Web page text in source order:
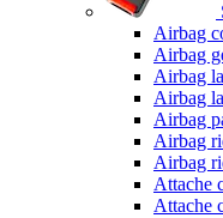
Airbag
Airbag
Airbag
Airbag
Airbag
Airbag
Airbag
Attache
Attache